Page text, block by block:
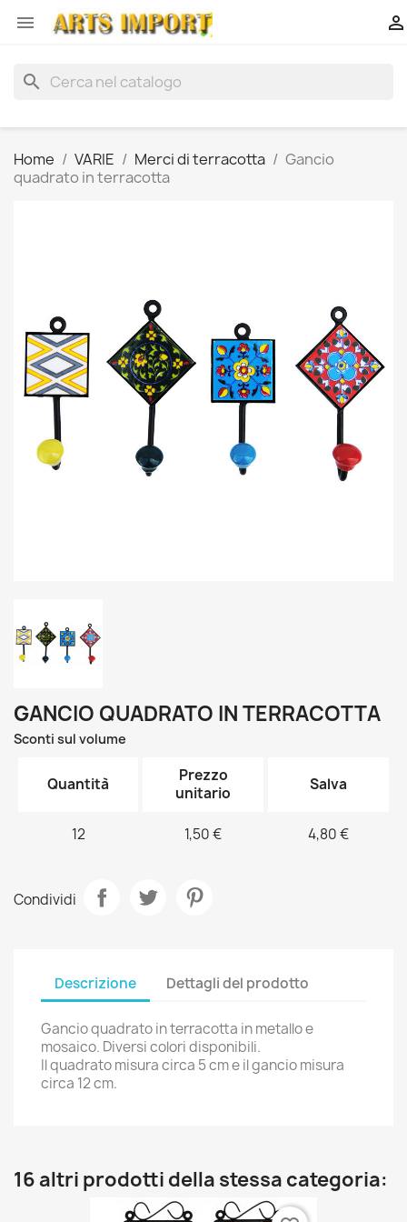
 
search
Home VARIE Merci di terracotta
Gancio
quadrato in terracotta
GANCIO QUADRATO IN TERRACOTTA
Sconti sul volume
Quantità
Prezzo
unitario
Salva
12 1,50 € 4,80 €
Condividi
Descrizione Dettagli del prodotto
Gancio quadrato in terracotta in metallo e
mosaico. Diversi colori disponibili.
Il quadrato misura circa 5 cm e il gancio misura
circa 12 cm.
16 altri prodotti della stessa categoria: